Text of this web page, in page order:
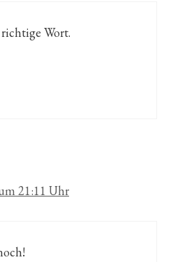
Wort.
21:11 Uhr